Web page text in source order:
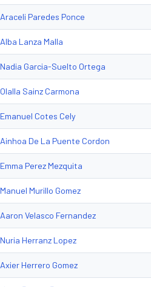
Araceli Paredes Ponce
Alba Lanza Malla
Nadia Garcia-Suelto Ortega
Olalla Sainz Carmona
Emanuel Cotes Cely
Ainhoa De La Puente Cordon
Emma Perez Mezquita
Manuel Murillo Gomez
Aaron Velasco Fernandez
Nuria Herranz Lopez
Axier Herrero Gomez